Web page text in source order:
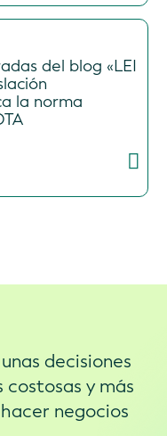
del blog «LEI
la norma
decisiones
y más
negocios